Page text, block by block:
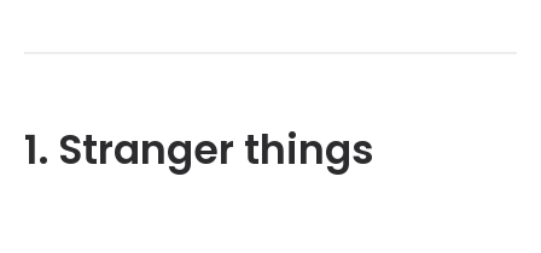
1. Stranger things